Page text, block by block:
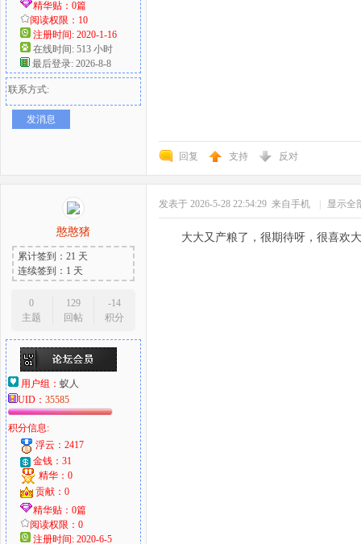
精华贴：0篇
阅读权限：10
注册时间: 2020-1-16
在线时间: 513 小时
最后登录: 2026-8-8
联系方式:
发消息
回复 支持 反对
憨憨猪
累计签到：21 天
连续签到：1 天
0
主题
129
回帖
-14
积分
用户组： 蚁人
UID： 35585
积分信息:
浮云：2417
金钱：31
精华：0
贡献：0
精华贴：0篇
阅读权限：0
注册时间: 2020-6-5
发表于 2026-5-28 22:54:29 来自手机 显示全
大大又产粮了，很期待呀，很喜欢